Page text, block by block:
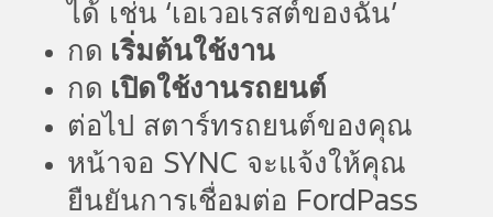
ได้ เช่น ‘เอเวอเรสต์ของฉัน’
กด เริ่มต้นใช้งาน
กด เปิดใช้งานรถยนต์
ต่อไป สตาร์ทรถยนต์ของคุณ
หน้าจอ SYNC จะแจ้งให้คุณ
ยืนยันการเชื่อมต่อ FordPass